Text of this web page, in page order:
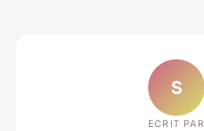
S
ECRIT PAR